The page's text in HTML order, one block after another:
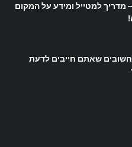
– מדריך למטייל ומידע על המקום
חשובים שאתם חייבים לדעת